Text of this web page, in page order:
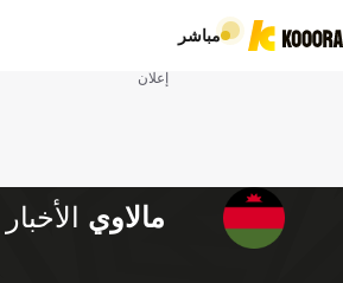
مباشر
إعلان
مالاوي الأخبار